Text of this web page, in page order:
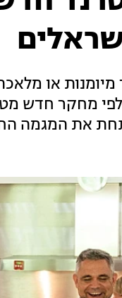
מיומנות או
לפי מחקר חדש